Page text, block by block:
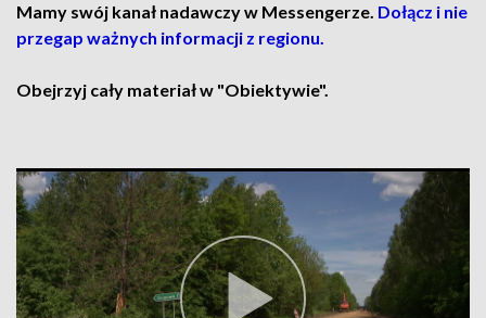
Mamy swój kanał nadawczy w Messengerze. Dołącz i nie
przegap ważnych informacji z regionu.
Obejrzyj cały materiał w "Obiektywie".